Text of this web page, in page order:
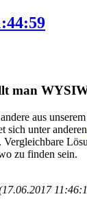
man
aus
sich unter anderen
Vergleichbare
zu finden sein.